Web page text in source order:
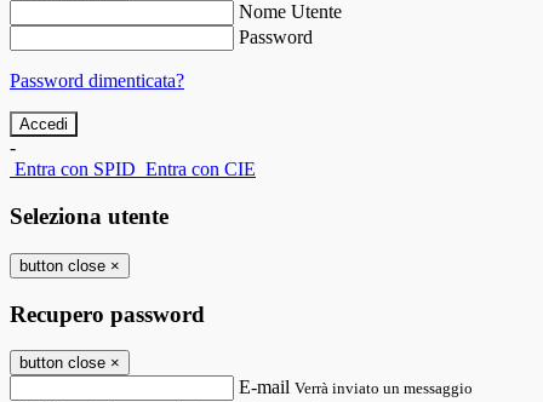
Nome Utente
Password
Password dimenticata?
-
Entra con SPID Entra con CIE
Seleziona utente
button close ×
Recupero password
button close ×
E-mail Verrà inviato un messaggio